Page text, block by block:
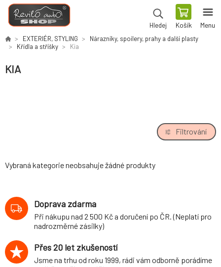
Hledej Košík Menu
EXTERIÉR, STYLING
Nárazníky, spoilery, prahy a další plasty
Křídla a stříšky
Kia
KIA
Filtrování
Vybraná kategorie neobsahuje žádné produkty
Doprava zdarma
Při nákupu nad 2 500 Kč a doručení po ČR. (Neplatí pro
nadrozměrné zásilky)
Přes 20 let zkušeností
Jsme na trhu od roku 1999, rádi vám odborně porádíme